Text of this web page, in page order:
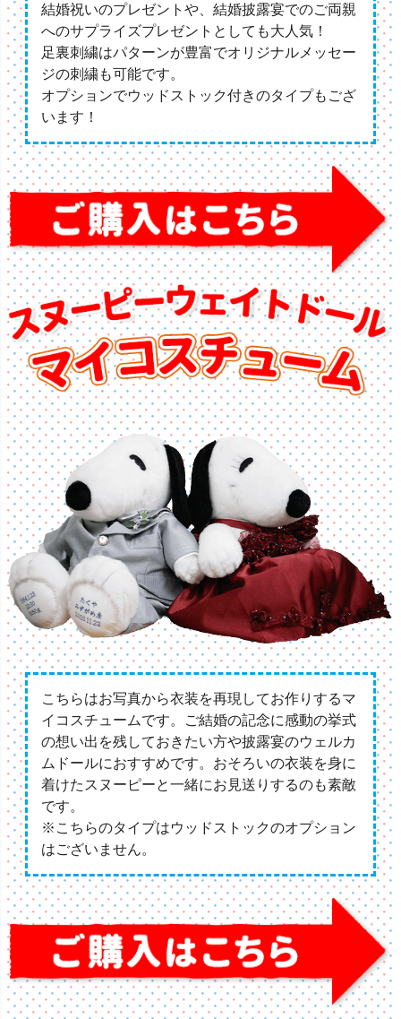
結婚祝いのプレゼントや、結婚披露宴でのご両親
へのサプライズプレゼントとしても大人気！
足裏刺繍はパターンが豊富でオリジナルメッセー
ジの刺繍も可能です。
オプションでウッドストック付きのタイプもござ
います！
こちらはお写真から衣装を再現してお作りするマ
イコスチュームです。ご結婚の記念に感動の挙式
の想い出を残しておきたい方や披露宴のウェルカ
ムドールにおすすめです。おそろいの衣装を身に
着けたスヌーピーと一緒にお見送りするのも素敵
です。
※こちらのタイプはウッドストックのオプション
はございません。